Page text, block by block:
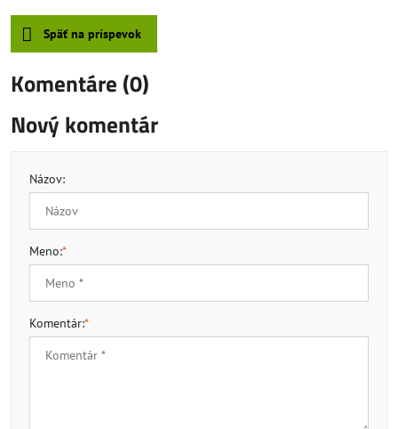
Späť na príspevok
Komentáre (0)
Nový komentár
Názov:
Meno:*
Komentár:*